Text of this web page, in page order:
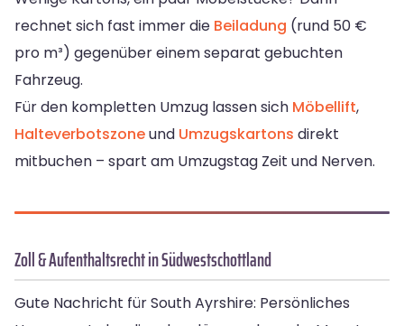
rechnet sich fast immer die Beiladung (rund 50 €
pro m³) gegenüber einem separat gebuchten
Fahrzeug.
Für den kompletten Umzug lassen sich Möbellift,
Halteverbotszoneund Umzugskartons direkt
mitbuchen – spart am Umzugstag Zeit und Nerven.
Zoll & Aufenthaltsrecht in Südwestschottland
Gute Nachricht für South Ayrshire: Persönliches